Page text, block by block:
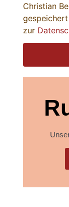
Christian
zur